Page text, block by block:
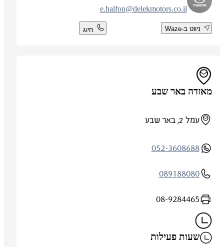
e.halfon@delekmotors.co.il
ניווט ב-Waze חיוג
מאזדה באר שבע
עמל 2, באר שבע
052-3608688
089188080
08-9284465
שעות פעילות